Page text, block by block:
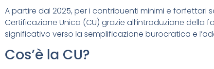
A partire dal 2025, per i contribuenti minimi e forfettari
Certificazione Unica (CU) grazie all’introduzione
significativo verso la semplificazione burocratica e
Cos’è la CU?